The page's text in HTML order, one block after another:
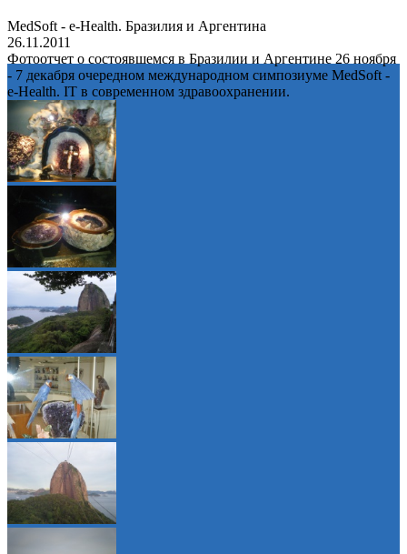
MedSoft - e-Health. Бразилия и Аргентина
26.11.2011
Фотоотчет о состоявшемся в Бразилии и Аргентине 26 ноября
- 7 декабря очередном международном симпозиуме MedSoft -
e-Health. IT в современном здравоохранении.